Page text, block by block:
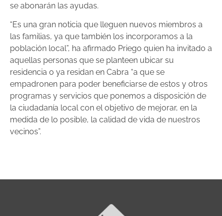
se abonarán las ayudas.
“Es una gran noticia que lleguen nuevos miembros a
las familias, ya que también los incorporamos a la
población local”, ha afirmado Priego quien ha invitado a
aquellas personas que se planteen ubicar su
residencia o ya residan en Cabra “a que se
empadronen para poder beneficiarse de estos y otros
programas y servicios que ponemos a disposición de
la ciudadanía local con el objetivo de mejorar, en la
medida de lo posible, la calidad de vida de nuestros
vecinos”.